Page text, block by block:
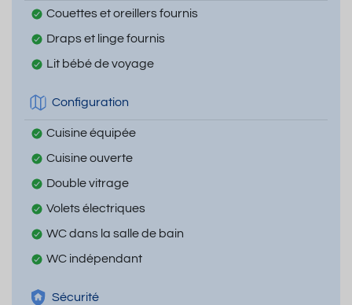
Couettes et oreillers fournis
Draps et linge fournis
Lit bébé de voyage
Configuration
Cuisine équipée
Cuisine ouverte
Double vitrage
Volets électriques
WC dans la salle de bain
WC indépendant
Sécurité